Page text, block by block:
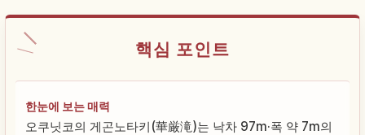
핵심 포인트
한눈에 보는 매력
오쿠닛코의 게곤노타키(華厳滝)는 낙차 97m·폭 약 7m의